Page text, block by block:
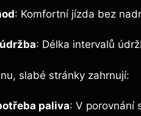
: Komfortní jízda bez
: Délka intervalů
slabé stránky zahrnují:
paliva: V porovnání